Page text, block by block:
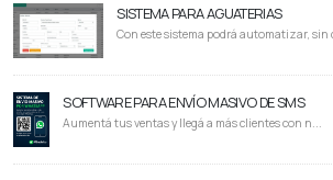
SISTEMA PARA AGUATERIAS
Con este sistema podrá automatizar, sin
SOFTWARE PARA ENVÍO MASIVO DE SMS
Aumentá tus ventas y llegá a más clientes con n...